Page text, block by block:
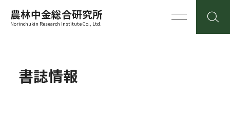
農林中金総合研究所
Norinchukin Research Institute Co., Ltd.
書誌情報